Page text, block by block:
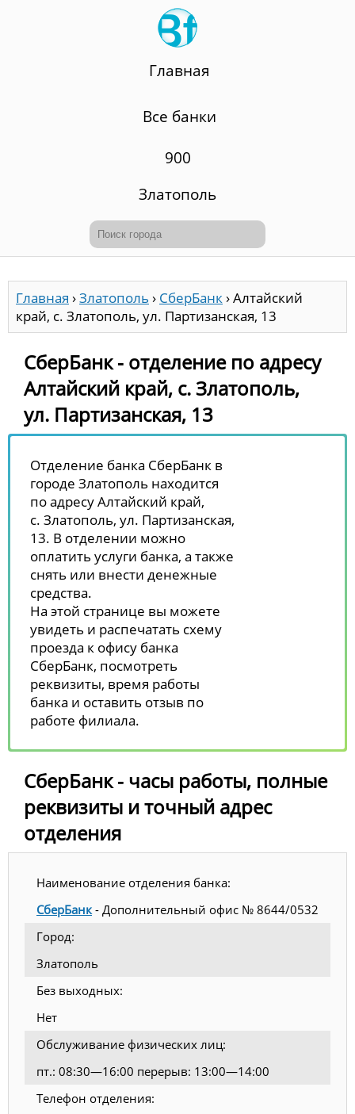
Главная
Все банки
900
Златополь
Главная ›Златополь › СберБанк›Алтайский
край, с. Златополь, ул. Партизанская, 13
СберБанк - отделение по адресу
Алтайский край, с. Златополь,
ул. Партизанская, 13
Отделение банка СберБанк в
городе Златополь находится
по адресу Алтайский край,
с. Златополь, ул. Партизанская,
13. В отделении можно
оплатить услуги банка, а также
снять или внести денежные
средства.
На этой странице вы можете
увидеть и распечатать схему
проезда к офису банка
СберБанк, посмотреть
реквизиты, время работы
банка и оставить отзыв по
работе филиала.
СберБанк - часы работы, полные
реквизиты и точный адрес
отделения
Наименование отделения банка:
СберБанк - Дополнительный офис № 8644/0532
Город:
Златополь
Без выходных:
Нет
Обслуживание физических лиц:
пт.: 08:30—16:00 перерыв: 13:00—14:00
Телефон отделения: